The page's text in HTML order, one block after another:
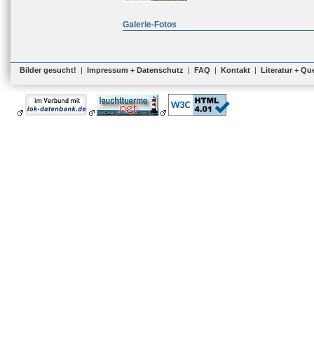
Galerie-Fotos
Bilder gesucht! | Impressum + Datenschutz | FAQ | Kontakt | Literatur +